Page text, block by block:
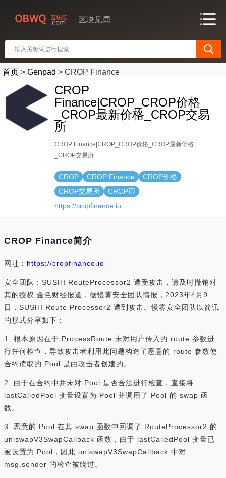
区块见闻
首页 > Genpad > CROP Finance
CROP
Finance|CROP_CROP价格
_CROP最新价格_CROP交易
所
CROP Finance|CROP_CROP价格_CROP最新价格
_CROP交易所
CROP CROP Finance
CROP价格
CROP交易所
CROP币
https://cropfinance.io
CROP Finance简介
网址： https://cropfinance.io
安全团队：SUSHI RouteProcessor2 遭受攻击，请及时撤销对
其的授权:金色财经报道，据慢雾安全团队情报，2023年4月9
日，SUSHI Route Processor2 遭到攻击。慢雾安全团队以简讯
的形式分享如下：
1. 根本原因在于 ProcessRoute 未对用户传入的 route 参数进
行任何检查，导致攻击者利用此问题构造了恶意的 route 参数使
合约读取的 Pool 是由攻击者创建的。
2. 由于在合约中并未对 Pool 是否合法进行检查，直接将
lastCalledPool 变量设置为 Pool 并调用了 Pool 的 swap 函
数。
3. 恶意的 Pool 在其 swap 函数中回调了 RouteProcessor2 的
uniswapV3SwapCallback 函数，由于 lastCalledPool 变量已
被设置为 Pool，因此 uniswapV3SwapCallback 中对
msg.sender 的检查被绕过。